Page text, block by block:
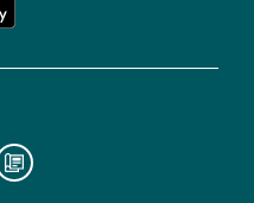
lien vers le blog la redoute